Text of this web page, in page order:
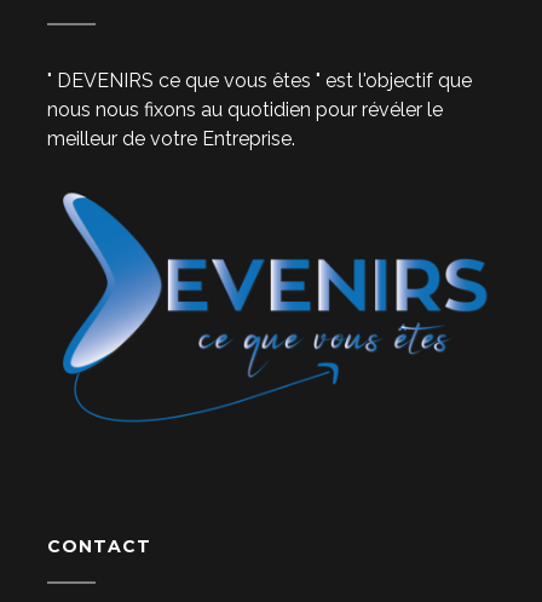
" DEVENIRS ce que vous êtes " est l'objectif que
nous nous fixons au quotidien pour révéler le
meilleur de votre Entreprise.
CONTACT